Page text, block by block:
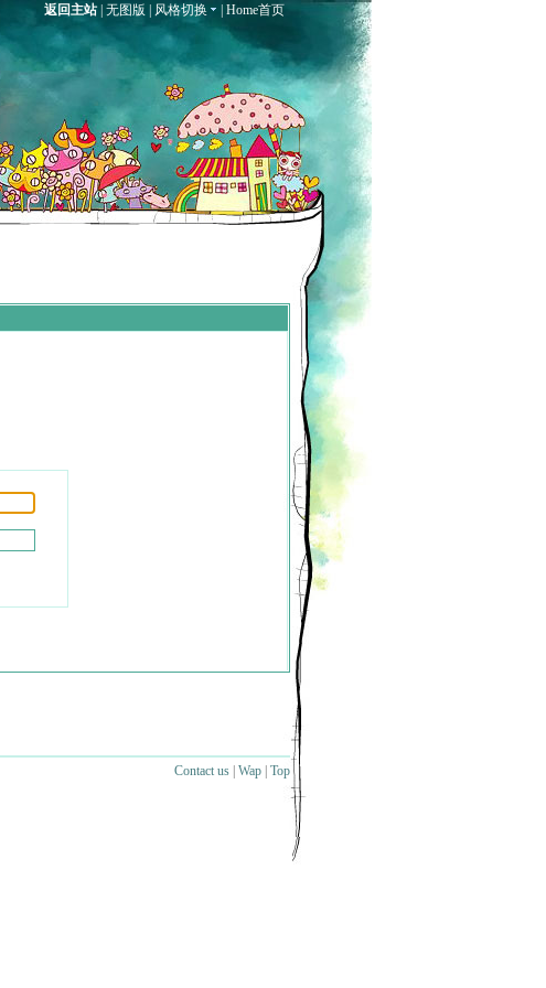
返回主站| 无图版 风格切换 Home首页
Contact us | Wap | Top